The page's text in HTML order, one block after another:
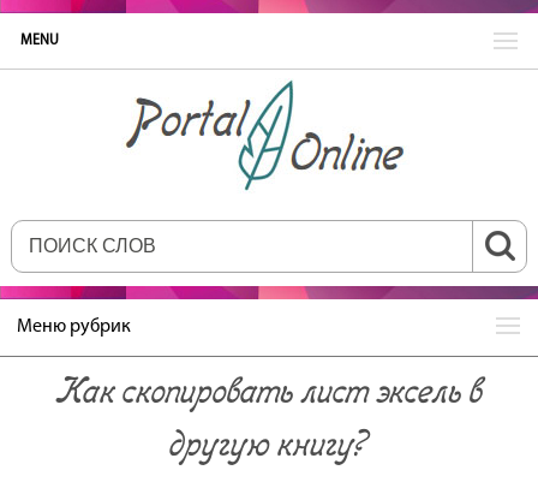
MENU
Меню рубрик
Как скопировать лист эксель в
другую книгу?